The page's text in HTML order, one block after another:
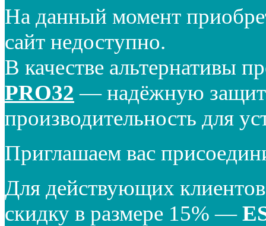
На данный момент
сайт недоступно.
В качестве альтернативы
PRO32 — надёжную
производительность для
Приглашаем вас
Для действующих
скидку в размере 15% —